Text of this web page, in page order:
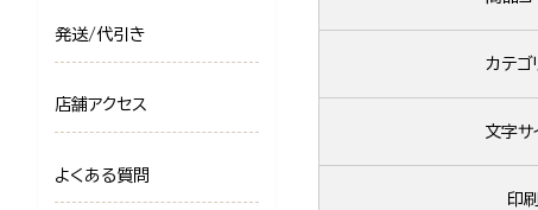
カテゴ
文字サ
印刷
発送/代引き
店舗アクセス
よくある質問